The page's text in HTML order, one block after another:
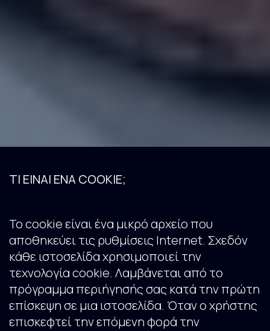
ΤΙ ΕΙΝΑΙ ΕΝΑ COOKIE;
Το cookie είναι ένα μικρό αρχείο που
αποθηκεύει τις ρυθμίσεις Internet. Σχεδόν
κάθε ιστοσελίδα χρησιμοποιεί την
τεχνολογία cookie. Λαμβάνεται από το
πρόγραμμα περιήγησής σας κατά την πρώτη
επίσκεψη σε μια ιστοσελίδα. Όταν ο χρήστης
επισκεφτεί την επόμενη φορά την